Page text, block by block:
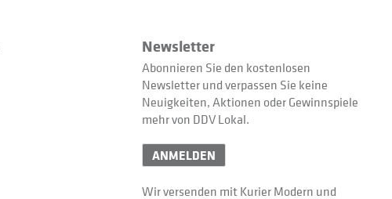
Newsletter
Abonnieren Sie den kostenlosen
Newsletter und verpassen Sie keine
Neuigkeiten, Aktionen oder Gewinnspiele
mehr von DDV Lokal.
ANMELDEN
Wir versenden mit Kurier Modern und